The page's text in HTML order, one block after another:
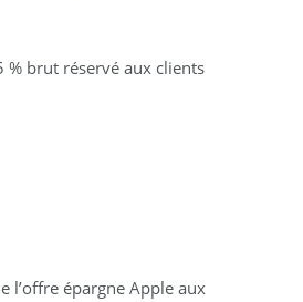
% brut réservé aux clients
l’offre épargne Apple aux